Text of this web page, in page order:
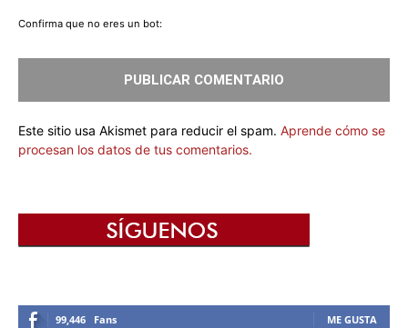
Confirma que no eres un bot:
Este sitio usa Akismet para reducir el spam. Aprende cómo se
procesan los datos de tus comentarios.
99,446 Fans ME GUSTA